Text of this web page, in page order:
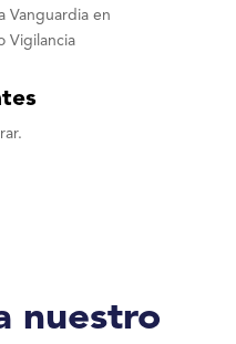
Vanguardia en
Vigilancia
nuestro